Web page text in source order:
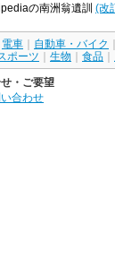
の南洲翁遺訓 (改
電車 自動車・バイク
ポーツ 生物 食品
・ご要望
合わせ